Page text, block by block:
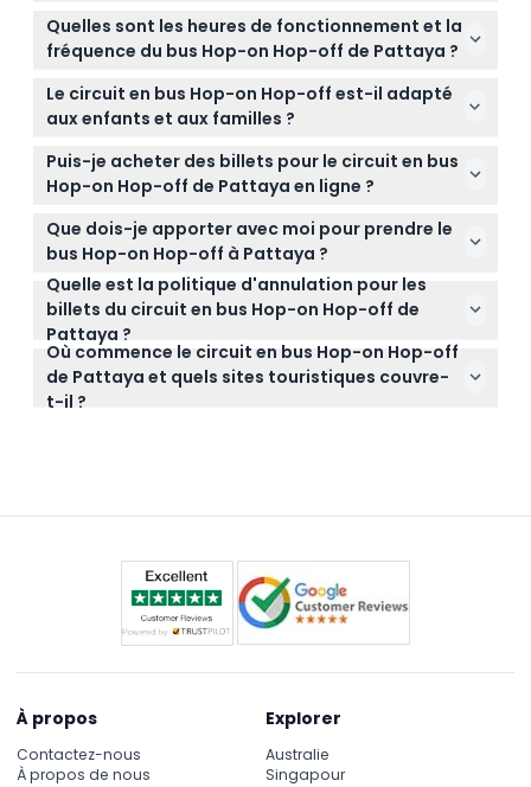
Ce circuit vous permet de monter et descendre à
n'importe quel arrêt désigné le long de deux lignes
principales, vous offrant la flexibilité d'explorer les
meilleurs endroits de Pattaya à votre propre
rythme.
Quelles sont les heures de fonctionnement et la
fréquence du bus Hop-on Hop-off de Pattaya ?
La ligne Rouge commence à 10h00 et la ligne Bleue
à 11h00, avec un bus toutes les 60 minutes jusqu'à
confirmer lors de la réservation).
Le circuit en bus Hop-on Hop-off est-il adapté
aux enfants et aux familles ?
Oui, les enfants de moins de 6 ans voyagent
gratuitement mais n'ont pas de siège réservé. Le
circuit est adapté aux familles et aux voyageurs de
tous âges.
Puis-je acheter des billets pour le circuit en bus
Hop-on Hop-off de Pattaya en ligne ?
Oui, vous pouvez réserver vos billets en toute
sécurité en ligne ici sur ce site web, avec des trajets
illimités pendant la période choisie.
Que dois-je apporter avec moi pour prendre le
bus Hop-on Hop-off à Pattaya ?
Apportez de la crème solaire, des chaussures
confortables et de l'eau, ainsi que votre
confirmation de billet pour monter et descendre
facilement toute la journée.
Quelle est la politique d'annulation pour les
billets du circuit en bus Hop-on Hop-off de
Pattaya ?
Les billets ne sont pas remboursables et ne
peuvent pas être annulés, alors assurez-vous de
vos plans avant de réserver.
Où commence le circuit en bus Hop-on Hop-off
de Pattaya et quels sites touristiques couvre-
t-il ?
À propos
Contactez-nous
À propos de nous
Explorer
Australie
Singapour